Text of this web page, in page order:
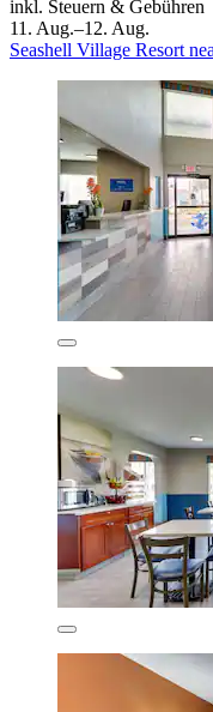
inkl. Steuern & Gebühren
11. Aug.–12. Aug.
Seashell Village Resort